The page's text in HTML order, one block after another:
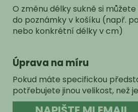
O změnu délky sukně si
do poznámky v košíku (např.
nebo konkrétní délky v cm)
Úprava na míru
Pokud máte specifickou
potřebujete jinou velikost, než